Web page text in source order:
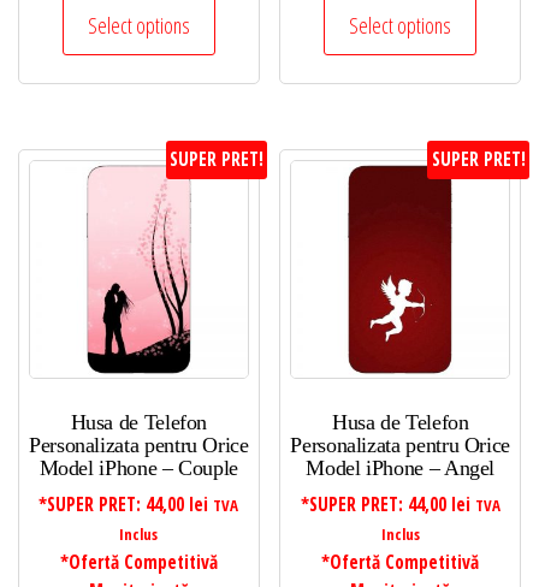
Select options Select options
SUPER PRET!
Husa de Telefon
Personalizata pentru Orice
Model iPhone – Couple
*SUPER PRET: 44,00 lei TVA
Inclus
*Ofertă Competitivă
SUPER PRET!
Husa de Telefon
Personalizata pentru Orice
Model iPhone – Angel
*SUPER PRET: 44,00 lei TVA
Inclus
*Ofertă Competitivă